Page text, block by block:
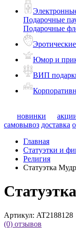
Подарочные
Подарочные
Юмор и
ВИП
новинки
самовывоз доставка
Главная
Статуэтки и
Религия
Статуэтка
Артикул: AT2188128
(0) отзывов